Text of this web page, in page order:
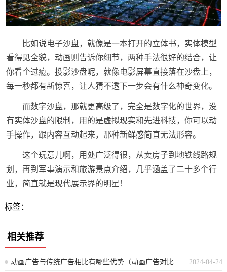
比如说电子沙盘，就像是一本打开的立体书，实体模型
看得见全貌，动画则告诉你细节，两种手法很好的结合，让
你看个过瘾。投影沙盘呢，就像电影屏幕直接落在沙盘上，
每一秒都有新惊喜，让人猜不透下一步会有什么神奇变化。
而数字沙盘，那就更高级了，完全是数字化的世界，没
有实体沙盘的限制，用的是虚拟现实和先进科技，你可以动
手操作，跟内容互动起来，那种新鲜感简直无法形容。
这个玩意儿啊，用处广泛得很，从卖房子到地铁线路规
划，再到军事演示和旅游景点介绍，几乎涵盖了二十多个行
业，简直就是现代展示界的明星！
标签：
相关推荐
2024-04-24
动画广告与传统广告相比有哪些优势（动画广告对比传统广告的优势分析）